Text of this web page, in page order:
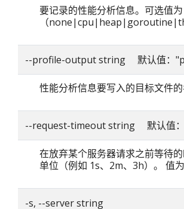
要记录的性能分析信息。可选值为
（
--profile-output string 默认值：
性能分析信息要写入的目标文件的
--request-timeout string 默认值
在放弃某个服务器请求之前等待
单位（例如 1s、2m、3h）。 值
-s, --server string